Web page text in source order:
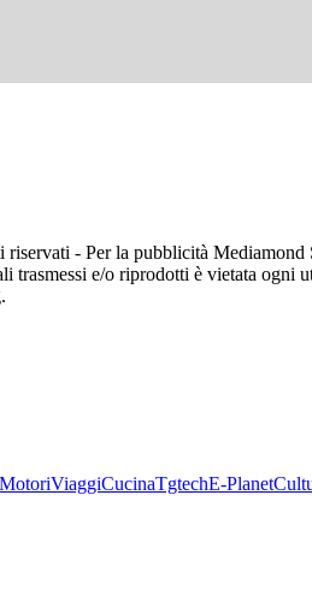
- Per la pubblicità
trasmessi e/o riprodotti è vietata ogni
MotoriViaggiCucinaTgtechE-Planet